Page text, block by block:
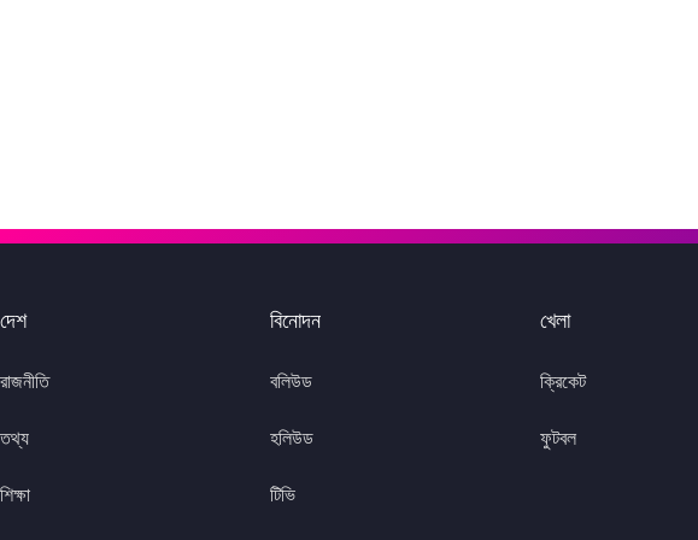
দেশ
রাজনীতি
তথ্য
শিক্ষা
বিনোদন
বলিউড
হলিউড
টিভি
খেলা
ক্রিকেট
ফুটবল